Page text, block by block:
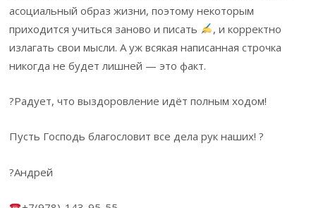
асоциальный образ жизни, поэтому некоторым
приходится учиться заново и писать
, и корректно
излагать свои мысли. А уж всякая написанная строчка
никогда не будет лишней — это факт.
?Радует, что выздоровление идёт полным ходом!
Пусть Господь благословит все дела рук наших! ?
?Андрей